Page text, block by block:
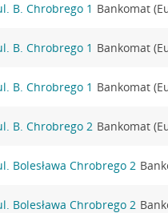
B. Chrobrego 1 Bankomat
B. Chrobrego 1 Bankomat
B. Chrobrego 1 Bankomat
B. Chrobrego 2 Bankomat
Bolesława Chrobrego 2
Bolesława Chrobrego 2